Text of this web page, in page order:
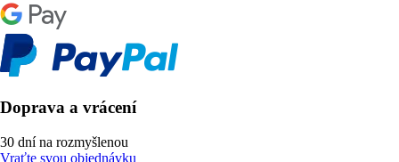
Doprava a vrácení
30 dní na rozmyšlenou
Vraťte svou objednávku